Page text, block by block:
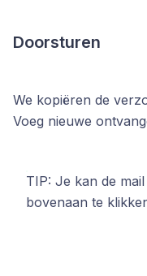
Doorsturen
We kopiëren de
Voeg nieuwe
TIP: Je kan de
bovenaan te